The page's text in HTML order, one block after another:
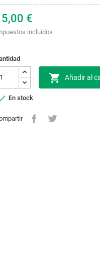
€
incluidos
 Añadir al
En stock